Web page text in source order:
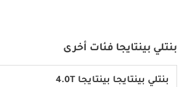
بنتلي بينتايجا فئات أخرى
بنتلي بينتايجا بينتايجا 4.0T